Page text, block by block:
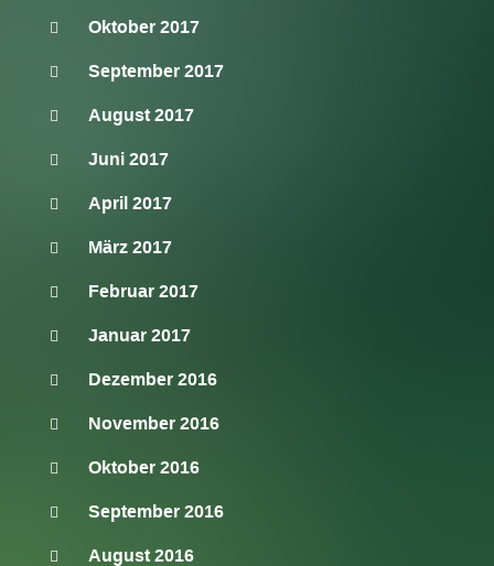
Oktober 2017
September 2017
August 2017
Juni 2017
April 2017
März 2017
Februar 2017
Januar 2017
Dezember 2016
November 2016
Oktober 2016
September 2016
August 2016